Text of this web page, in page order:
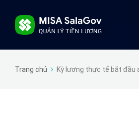
Trang chủ Kỳ lương thực tế bắt đầu